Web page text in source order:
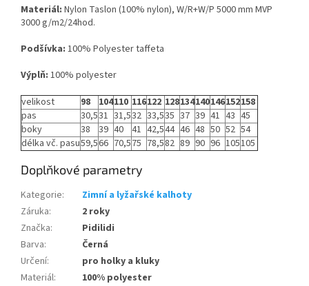
Materiál: Nylon Taslon (100% nylon), W/R+W/P 5000 mm MVP
3000 g/m2/24hod.
Podšívka: 100% Polyester taffeta
Výplň: 100% polyester
velikost
98 104110 116122 128134140146152158
pas
30,531 31,532 33,535 37 39 41 43 45
boky
38 39 40 41 42,544 46 48 50 52 54
délka vč. pasu59,566 70,575 78,582 89 90 96 105105
Doplňkové parametry
Kategorie:
Zimní a lyžařské kalhoty
Záruka:
2 roky
Značka:
Pidilidi
Barva:
Černá
Určení:
pro holky a kluky
Materiál:
100% polyester